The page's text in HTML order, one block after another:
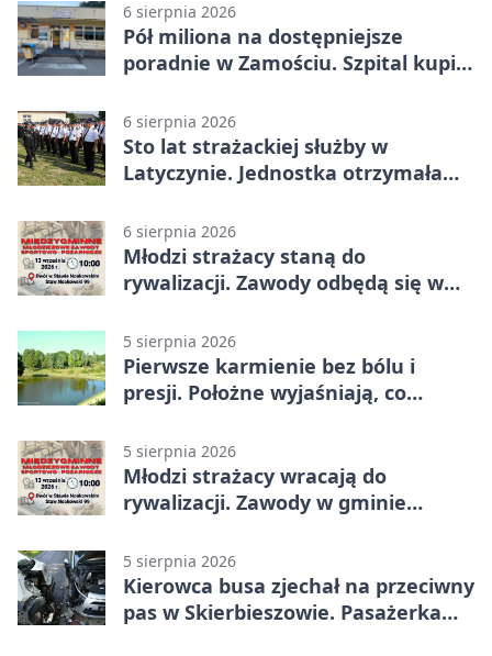
6 sierpnia 2026
Pół miliona na dostępniejsze
poradnie w Zamościu. Szpital kupi
6 sierpnia 2026
Sto lat strażackiej służby w
Latyczynie. Jednostka otrzymała
6 sierpnia 2026
Młodzi strażacy staną do
rywalizacji. Zawody odbędą się w
5 sierpnia 2026
Pierwsze karmienie bez bólu i
presji. Położne wyjaśniają, co
5 sierpnia 2026
Młodzi strażacy wracają do
rywalizacji. Zawody w gminie
5 sierpnia 2026
Kierowca busa zjechał na przeciwny
pas w Skierbieszowie. Pasażerka